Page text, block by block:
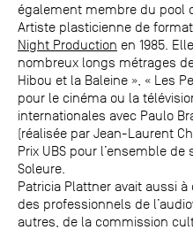
également membre du pool
Artiste plasticienne de
Night Production en 1985.
nombreux longs métrages
Hibou et la Baleine », « Les
pour le cinéma ou la
internationales avec Paulo
(réalisée par Jean-Laurent
Prix UBS pour l’ensemble
Soleure.
Patricia Plattner avait aussi
des professionnels de
autres, de la commission